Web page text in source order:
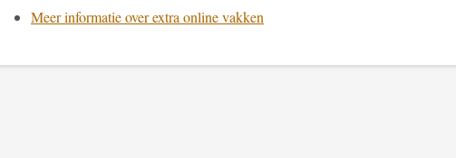
Meer informatie over extra online vakken